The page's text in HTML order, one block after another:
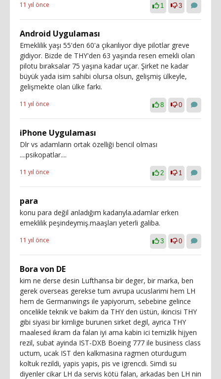
11 yıl önce 1 3
Android Uygulaması
Emeklilik yaşı 55'den 60'a çıkarılıyor diye pilotlar greve
gidiyor. Bizde de THY'den 63 yaşında resen emekli olan
pilotu bıraksalar 75 yaşına kadar uçar. Şirket ne kadar
büyük yada isim sahibi olursa olsun, gelişmiş ülkeyle,
gelişmekte olan ülke farkı.
11 yıl önce 8 0
iPhone Uygulaması
Dlr vs adamların ortak özelliği bencil olması
....psikopatlar....
11 yıl önce 2 1
para
konu para değil anladığım kadarıyla.adamlar erken
emeklilik peşindeymiş.maaşları yeterli galiba.
11 yıl önce 3 0
Bora von DE
kim ne derse desin Lufthansa bir deger, bir marka, ben
gerek overseas gerekse tum avrupa ucuslarimi hem LH
hem de Germanwings ile yapiyorum, sebebine gelince
oncelikle teknik ve bakim da THY den üstün, ikincisi THY
gibi siyasi bir kimlige burunen sirket degil, ayrica THY
maalesed ikram da falan iyi ama kabin ici temizlik hijyen
rezil, subat ayinda IST-DXB Boeing 777 ile business class
uctum, ucak IST den kalkmasina ragmen oturdugum
koltuk rezildi, yapis yapis, pis ve igrencdi. Simdi su
diyenler cikar LH da servis kötü falan, arkadas ben LH nin